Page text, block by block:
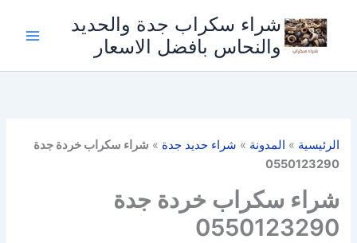
المحتوى
شراء سكراب جدة والحديد
والنحاس بافضل الاسعار
الرئيسية » المدونة » شراء حديد جدة » شراء سكراب خردة جدة
0550123290
شراء سكراب خردة جدة
0550123290